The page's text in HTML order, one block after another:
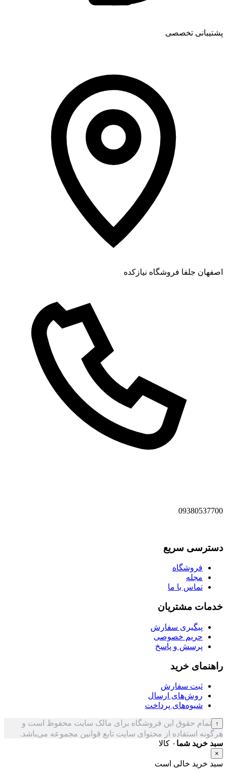
پشتیبانی تخصصی
اصفهان جلفا فروشگاه نیازکده
09380537700
دسترسی سریع
فروشگاه
مجله
تماس با ما
خدمات مشتریان
پیگیری سفارش
حریم خصوصی
پرسش و پاسخ
راهنمای خرید
ثبت سفارش
روش‌های ارسال
شیوه‌های پرداخت
↑ تمام حقوق این فروشگاه برای مالک سایت محفوظ است و
هرگونه استفاده از محتوای سایت تابع قوانین مجموعه می‌باشد.
سبد خرید شما ۰ کالا
×
سبد خرید خالی است